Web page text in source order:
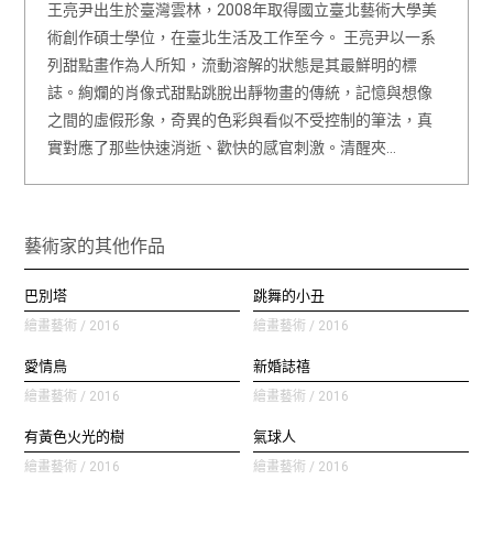
王亮尹出生於臺灣雲林，2008年取得國立臺北藝術大學美
術創作碩士學位，在臺北生活及工作至今。 王亮尹以一系
列甜點畫作為人所知，流動溶解的狀態是其最鮮明的標
誌。絢爛的肖像式甜點跳脫出靜物畫的傳統，記憶與想像
之間的虛假形象，奇異的色彩與看似不受控制的筆法，真
實對應了那些快速消逝、歡快的感官刺激。清醒夾…
藝術家的其他作品
巴別塔
繪畫藝術 / 2016
跳舞的小丑
繪畫藝術 / 2016
愛情鳥
繪畫藝術 / 2016
新婚誌禧
繪畫藝術 / 2016
有黃色火光的樹
繪畫藝術 / 2016
氣球人
繪畫藝術 / 2016